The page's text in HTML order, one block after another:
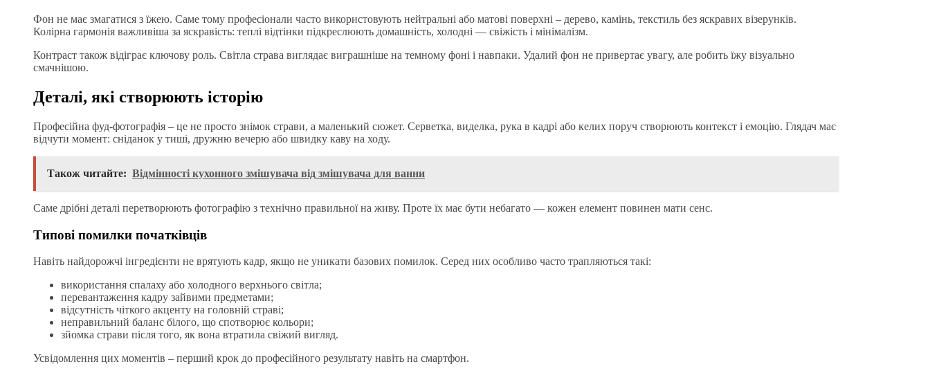
Фон не має змагатися з їжею. Саме тому професіонали часто використовують нейтральні або матові поверхні – дерево, камінь, текстиль без яскравих візерунків.
Колірна гармонія важливіша за яскравість: теплі відтінки підкреслюють домашність, холодні — свіжість і мінімалізм.
Контраст також відіграє ключову роль. Світла страва виглядає виграшніше на темному фоні і навпаки. Удалий фон не привертає увагу, але робить їжу візуально
смачнішою.
Деталі, які створюють історію
Професійна фуд-фотографія – це не просто знімок страви, а маленький сюжет. Серветка, виделка, рука в кадрі або келих поруч створюють контекст і емоцію. Глядач має
відчути момент: сніданок у тиші, дружню вечерю або швидку каву на ходу.
Також читайте: Відмінності кухонного змішувача від змішувача для ванни
Саме дрібні деталі перетворюють фотографію з технічно правильної на живу. Проте їх має бути небагато — кожен елемент повинен мати сенс.
Типові помилки початківців
Навіть найдорожчі інгредієнти не врятують кадр, якщо не уникати базових помилок. Серед них особливо часто трапляються такі:
використання спалаху або холодного верхнього світла;
перевантаження кадру зайвими предметами;
відсутність чіткого акценту на головній страві;
неправильний баланс білого, що спотворює кольори;
зйомка страви після того, як вона втратила свіжий вигляд.
Усвідомлення цих моментів – перший крок до професійного результату навіть на смартфон.